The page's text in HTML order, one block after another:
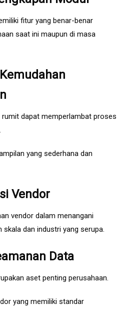
fitur yang benar-benar
saat ini maupun di masa
dapat memperlambat proses
yang sederhana dan
Vendor
vendor dalam menangani
skala dan industri yang serupa.
Data
aset penting perusahaan.
yang memiliki standar